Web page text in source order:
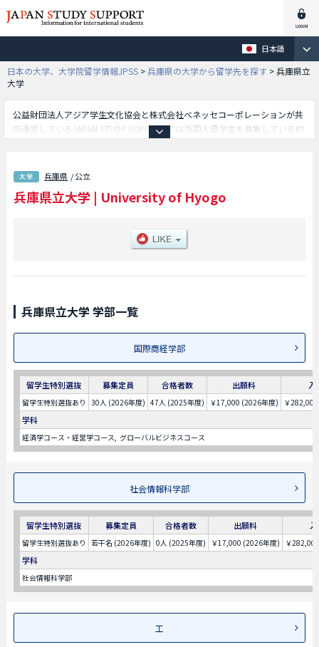
日本語
日本の大学、大学院留学情報JPSS >兵庫県の大学から留学先を探す >兵庫県立
大学
公益財団法人アジア学生文化協会と株式会社ベネッセコーポレーションが共
同運営しているJAPAN STUDY SUPPORTでは外国人留学生を募集している約
部や社会情報科学部学部や工学部や理学部や環境人間学部や看護学部等、学
部別情報や、募集定員や合格者数など入試情報、施設案内、アクセスなど外
国人留学生に必要な情報を掲載しているので是非ご利用ください。
兵庫県 / 公立
兵庫県立大学 | University of Hyogo
兵庫県立大学 学部一覧
国際商経学部
留学生特別選抜 募集定員 合格者数 出願料 入
留学生特別選抜あり 30人 (2026年度) 47人 (2025年度) ￥17,000 (2026年度) ￥
学科
経済学コース・経営学コース グローバルビジネスコース
社会情報科学部
留学生特別選抜 募集定員 合格者数 出願料
留学生特別選抜あり 若干名 (2026年度) 0人 (2025年度) ￥17,000 (2026年度) ￥
学科
社会情報科学部
工